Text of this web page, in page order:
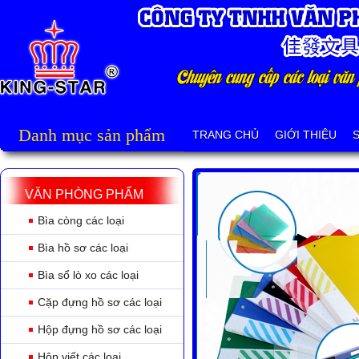
Danh mục sản phẩm TRANG CHỦ GIỚI THIỆU
VĂN PHÒNG PHẨM
Bìa còng các loại
Bìa hồ sơ các loại
Bìa sổ lò xo các loại
Cặp đựng hồ sơ các loại
Hộp đựng hồ sơ các loại